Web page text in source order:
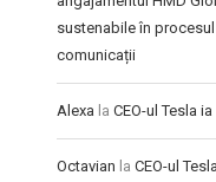
sustenabile în
comunicații
Alexa la CEO-ul Tesla
Octavian la CEO-ul